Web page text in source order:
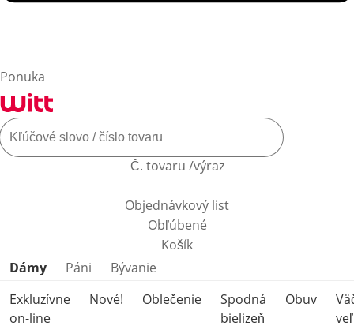
Ponuka
Č. tovaru /výraz
Objednávkový list
Obľúbené
Košík
Preskočiť kategórie produktov
Dámy Páni
Bývanie
Exkluzívne
on-line
Nové! Oblečenie
Spodná
bielizeň
Obuv